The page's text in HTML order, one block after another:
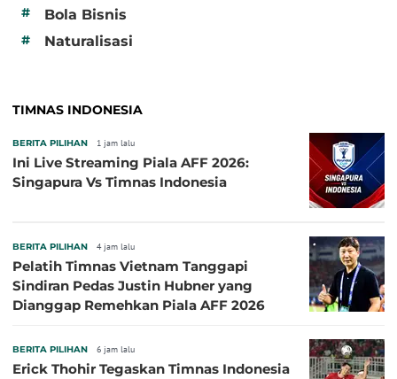
# Bola Bisnis
# Naturalisasi
TIMNAS INDONESIA
BERITA PILIHAN 1 jam lalu
Ini Live Streaming Piala AFF 2026:
Singapura Vs Timnas Indonesia
BERITA PILIHAN 4 jam lalu
Pelatih Timnas Vietnam Tanggapi
Sindiran Pedas Justin Hubner yang
Dianggap Remehkan Piala AFF 2026
BERITA PILIHAN 6 jam lalu
Erick Thohir Tegaskan Timnas Indonesia